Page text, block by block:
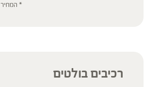
* המחיר
רכיבים בולטים